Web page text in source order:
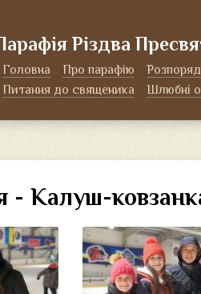
Різдва
Головна Про парафію
Питання до священика
Шлюбні
- Калуш-